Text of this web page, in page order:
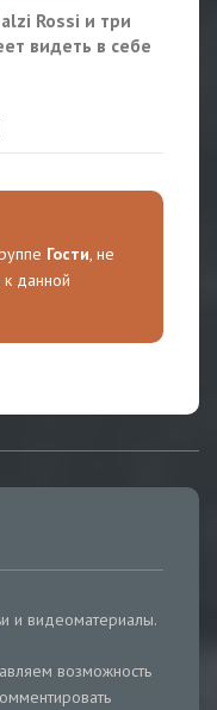
Rossi и три
видеть в себе
Гости, не
к данной
и видеоматериалы.
возможность